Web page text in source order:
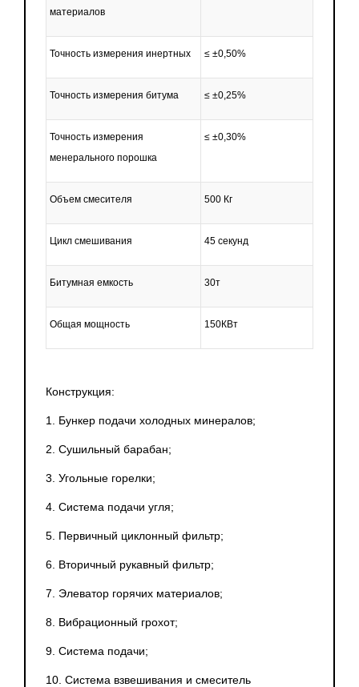
материалов
Точность измерения инертных ≤ ±0,50%
Точность измерения битума ≤ ±0,25%
Точность измерения
менерального порошка
≤ ±0,30%
Объем смесителя 500 Кг
Цикл смешивания 45 секунд
Битумная емкость 30т
Общая мощность 150КВт
Конструкция:
1. Бункер подачи холодных минералов;
2. Сушильный барабан;
3. Угольные горелки;
4. Система подачи угля;
5. Первичный циклонный фильтр;
6. Вторичный рукавный фильтр;
7. Элеватор горячих материалов;
8. Вибрационный грохот;
9. Система подачи;
10. Система взвешивания и смеситель